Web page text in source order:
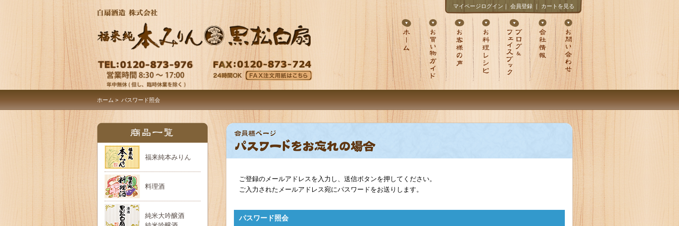
マイページログイン ｜ 会員登録｜ カートを見る
ホーム > パスワード照会
ご登録のメールアドレスを入力し、送信ボタンを押してください。
ご入力されたメールアドレス宛にパスワードをお送りします。
パスワード照会
福来純本みりん
料理酒
純米大吟醸酒